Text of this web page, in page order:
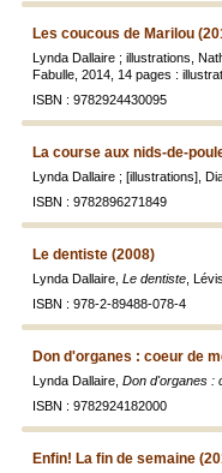
Les coucous de Marilou
Lynda Dallaire ; illustrations,
Fabulle, 2014, 14 pages :
ISBN : 9782924430095
La course aux nids-de-
Lynda Dallaire ; [illustrations],
ISBN : 9782896271849
Le dentiste (2008)
Lynda Dallaire, Le dentiste ,
ISBN : 978-2-89488-078-4
Don d'organes : coeur de
Lynda Dallaire, Don d'organes :
ISBN : 9782924182000
Enfin! La fin de semaine